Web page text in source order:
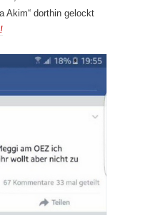
Akim“ dorthin gelockt